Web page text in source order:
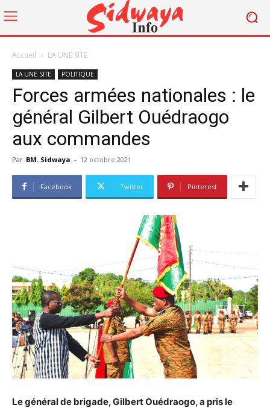
Accueil LA UNE SITE
LA UNE SITE POLITIQUE
Forces armées nationales : le
général Gilbert Ouédraogo
aux commandes
Par BM. Sidwaya - 12 octobre 2021
Facebook Twitter Pinterest
Le général de brigade, Gilbert Ouédraogo, a pris le